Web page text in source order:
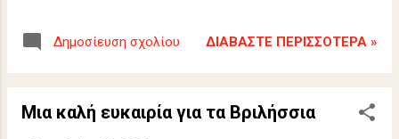
Δημοσίευση σχολίου ΔΙΑΒΆΣΤΕ ΠΕΡΙΣΣΌΤΕΡΑ »
Μια καλή ευκαιρία για τα Βριλήσσια